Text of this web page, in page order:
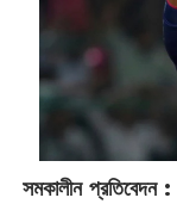
সমকালীন প্রতিবেদন :